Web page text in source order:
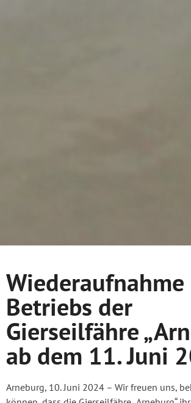
Wiederaufnahme
Betriebs der
Gierseilfähre
ab dem 11. Juni
Arneburg, 10. Juni 2024 – Wir freuen uns,